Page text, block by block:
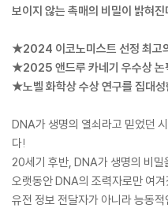
보이지 않는 촉매의 비밀이 밝혀진
★2024 이코노미스트 선정 최고
★2025 앤드루 카네기 우수상 논
★노벨 화학상 수상 연구를 집대성
DNA가 생명의 열쇠라고 믿었던
다!
20세기 후반, DNA가 생명의 비
오랫동안 DNA의 조력자로만 여
유전 정보 전달자가 아니라 능동